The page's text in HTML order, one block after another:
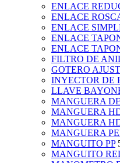
ENLACE
ENLACE
ENLACE
ENLACE
ENLACE
FILTRO DE
GOTERO
INYECTOR DE
LLAVE
MANGUERA
MANGUERA
MANGUERA
MANGUERA
MANGUITO PP
MANGUITO